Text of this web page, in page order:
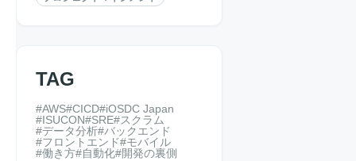
TAG
AWS CICD iOSDC Japan
ISUCON
SRE スクラム
データ分析 バックエンド
フロントエンド
モバイル
働き方
自動化 開発の裏側